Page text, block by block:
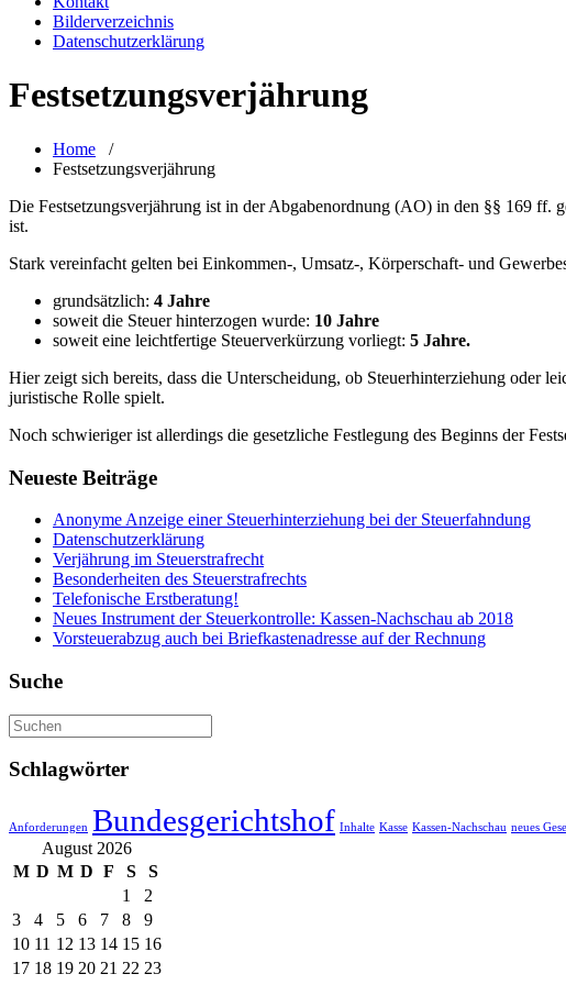
Bilderverzeichnis
Datenschutzerklärung
Festsetzungsverjährung
Home /
Festsetzungsverjährung
Die Festsetzungsverjährung ist in der Abgabenordnung (AO) in den §§ 169 ff.
ist.
Stark vereinfacht gelten bei Einkommen-, Umsatz-, Körperschaft- und
grundsätzlich: 4 Jahre
soweit die Steuer hinterzogen wurde: 10 Jahre
soweit eine leichtfertige Steuerverkürzung vorliegt: 5 Jahre.
Hier zeigt sich bereits, dass die Unterscheidung, ob Steuerhinterziehung oder
juristische Rolle spielt.
Noch schwieriger ist allerdings die gesetzliche Festlegung des Beginns der
Neueste Beiträge
Anonyme Anzeige einer Steuerhinterziehung bei der Steuerfahndung
Datenschutzerklärung
Verjährung im Steuerstrafrecht
Besonderheiten des Steuerstrafrechts
Telefonische Erstberatung!
Neues Instrument der Steuerkontrolle: Kassen-Nachschau ab 2018
Vorsteuerabzug auch bei Briefkastenadresse auf der Rechnung
Suche
Schlagwörter
Anforderungen Bundesgerichtshof Inhalte Kasse Kassen-Nachschau neues
August 2026
M D M D F S
S
1
2
3
4 5 6 7 8
9
10 11 12 13 14 15 16
17 18 19 20 21 22 23